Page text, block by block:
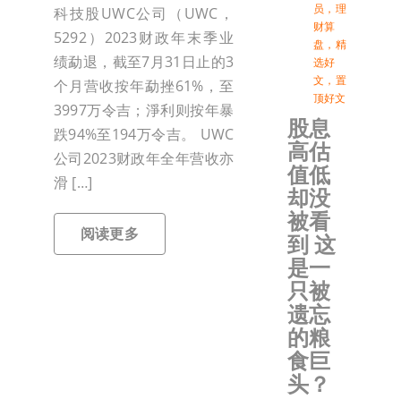
科技股UWC公司（UWC，
5292）2023财政年末季业
绩勐退，截至7月31日止的3
个月营收按年勐挫61%，至
3997万令吉；淨利则按年暴
跌94%至194万令吉。 UWC
公司2023财政年全年营收亦
滑 […]
阅读更多
员 ， 理
财算
盘 ， 精
选好
文 ， 置
顶好文
股息
高估
值低
却没
被看
到 这
是一
只被
遗忘
的粮
食巨
头？